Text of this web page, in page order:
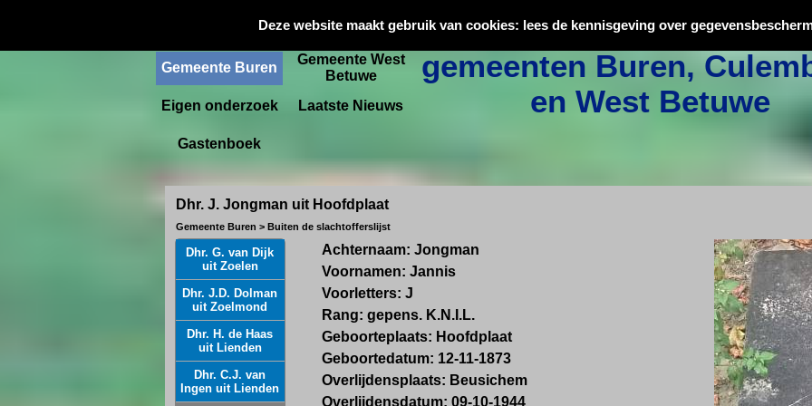
Deze website maakt gebruik van cookies: lees de kennisgeving over
Oorlogsslachtoffers
gemeenten Buren,
en West Betuwe
Gemeente
Culemborg
Gemeente Buren
Gemeente West
Betuwe
Eigen onderzoek
Laatste Nieuws
Gastenboek
Dhr. J. Jongman uit Hoofdplaat
Gemeente Buren > Buiten de slachtofferslijst
Achternaam: Jongman
Voornamen: Jannis
Voorletters: J
Rang: gepens. K.N.I.L.
Geboorteplaats: Hoofdplaat
Geboortedatum: 12-11-1873
Overlijdensplaats: Beusichem
Overlijdensdatum: 09-10-1944
Dhr. G. van Dijk
uit Zoelen
Dhr. J.D. Dolman
uit Zoelmond
Dhr. H. de Haas
uit Lienden
Dhr. C.J. van
Ingen uit Lienden